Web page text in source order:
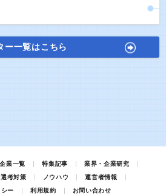
ー一覧はこちら
企業一覧 特集記事
業界・企業研究
考対策 ノウハウ
運営者情報
ー
利用規約 お問い合わせ